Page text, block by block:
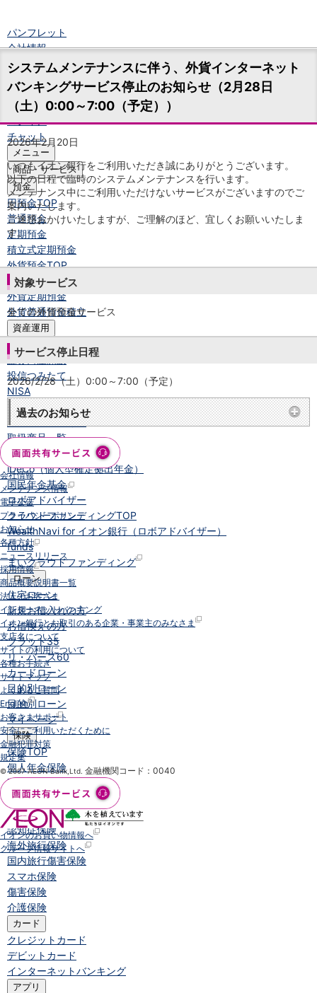
パンフレット
会社情報
ニュースリリース
法人のお客さま
口座開設
ログイン
チャット
メニュー
商品・サービス
預金
円預金TOP
普通預金
定期預金
積立式定期預金
外貨預金TOP
外貨普通預金
外貨定期預金
外貨普通預金積立
資産運用
投資信託 TOP
証券口座開設
投信つみたて
NISA
金銭信託
金銭信託のしくみ
取扱商品一覧
iDeCo・国民年金基金
iDeCo（個人型確定拠出年金）
国民年金基金
ロボアドバイザー
クラウドファンディングTOP
WealthNavi for イオン銀行（ロボアドバイザー）
funds
まいクラウドファンディング
ローン
住宅ローン
新規お借入れの方
お借換えの方
フラット35
リ・バース60
カードローン
目的別ローン
目的別ローン
マイページ
保険
保険TOP
個人年金保険
医療保険
がん保険
就業不能保険
認知症保険
海外旅行保険
国内旅行傷害保険
スマホ保険
傷害保険
介護保険
カード
クレジットカード
デビットカード
インターネットバンキング
アプリ
システムメンテナンスに伴う、外貨インターネット
バンキングサービス停止のお知らせ（2月28日
（土）0:00～7:00（予定））
2026年2月20日
いつもイオン銀行をご利用いただき誠にありがとうございます。
以下の日程で臨時のシステムメンテナンスを行います。
メンテナンス中にご利用いただけないサービスがございますのでご
案内いたします。
ご迷惑おかけいたしますが、ご理解のほど、宜しくお願いいたしま
す。
対象サービス
全ての外貨預金サービス
サービス停止日程
2026/2/28（土）0:00～7:00（予定）
過去のお知らせ
会社情報
メンテナンス情報
電子公告
プライバシーポリシー
お知らせ
各種方針
ニュースリリース
採用情報
商品概要説明書一覧
法人のお客さま
インターネットバンキング
イオン銀行とお取引のある企業・事業主のみなさま
支店名について
サイトの利用について
各種お手続き
サイトマップ
よくあるご質問
English
お客さまサポート
安全にご利用いただくために
金融犯罪対策
規定集
© 2007 AEON Bank,Ltd. 金融機関コード：0040
イオンのお買い物情報へ
グループ情報サイトへ